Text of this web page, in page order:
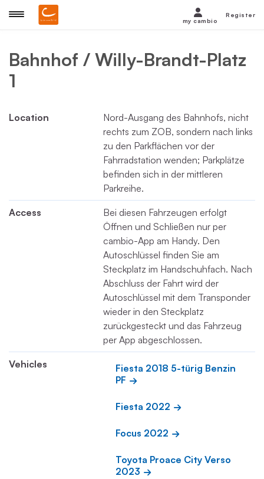
Bahnhof / Willy-Brandt-Platz
1
Location
Nord-Ausgang des Bahnhofs, nicht
rechts zum ZOB, sondern nach links
zu den Parkflächen vor der
Fahrradstation wenden; Parkplätze
befinden sich in der mittleren
Parkreihe.
Access
Bei diesen Fahrzeugen erfolgt
Öffnen und Schließen nur per
cambio-App am Handy. Den
Autoschlüssel finden Sie am
Steckplatz im Handschuhfach. Nach
Abschluss der Fahrt wird der
Autoschlüssel mit dem Transponder
wieder in den Steckplatz
zurückgesteckt und das Fahrzeug
per App abgeschlossen.
Vehicles
Fiesta 2018 5-türig Benzin
PF
Fiesta 2022
Focus 2022
Toyota Proace City Verso
2023
my cambio
Register